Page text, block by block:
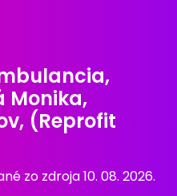
Monika,
(Reprofit
zo zdroja 10. 08. 2026.